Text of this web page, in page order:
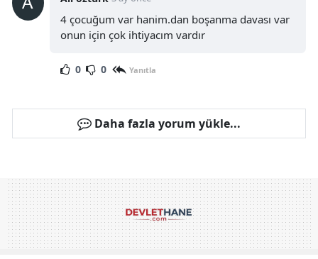
4 çocuğum var hanim.dan boşanma davası var
onun için çok ihtiyacım vardır
0 0 Yanıtla
Daha fazla yorum yükle...